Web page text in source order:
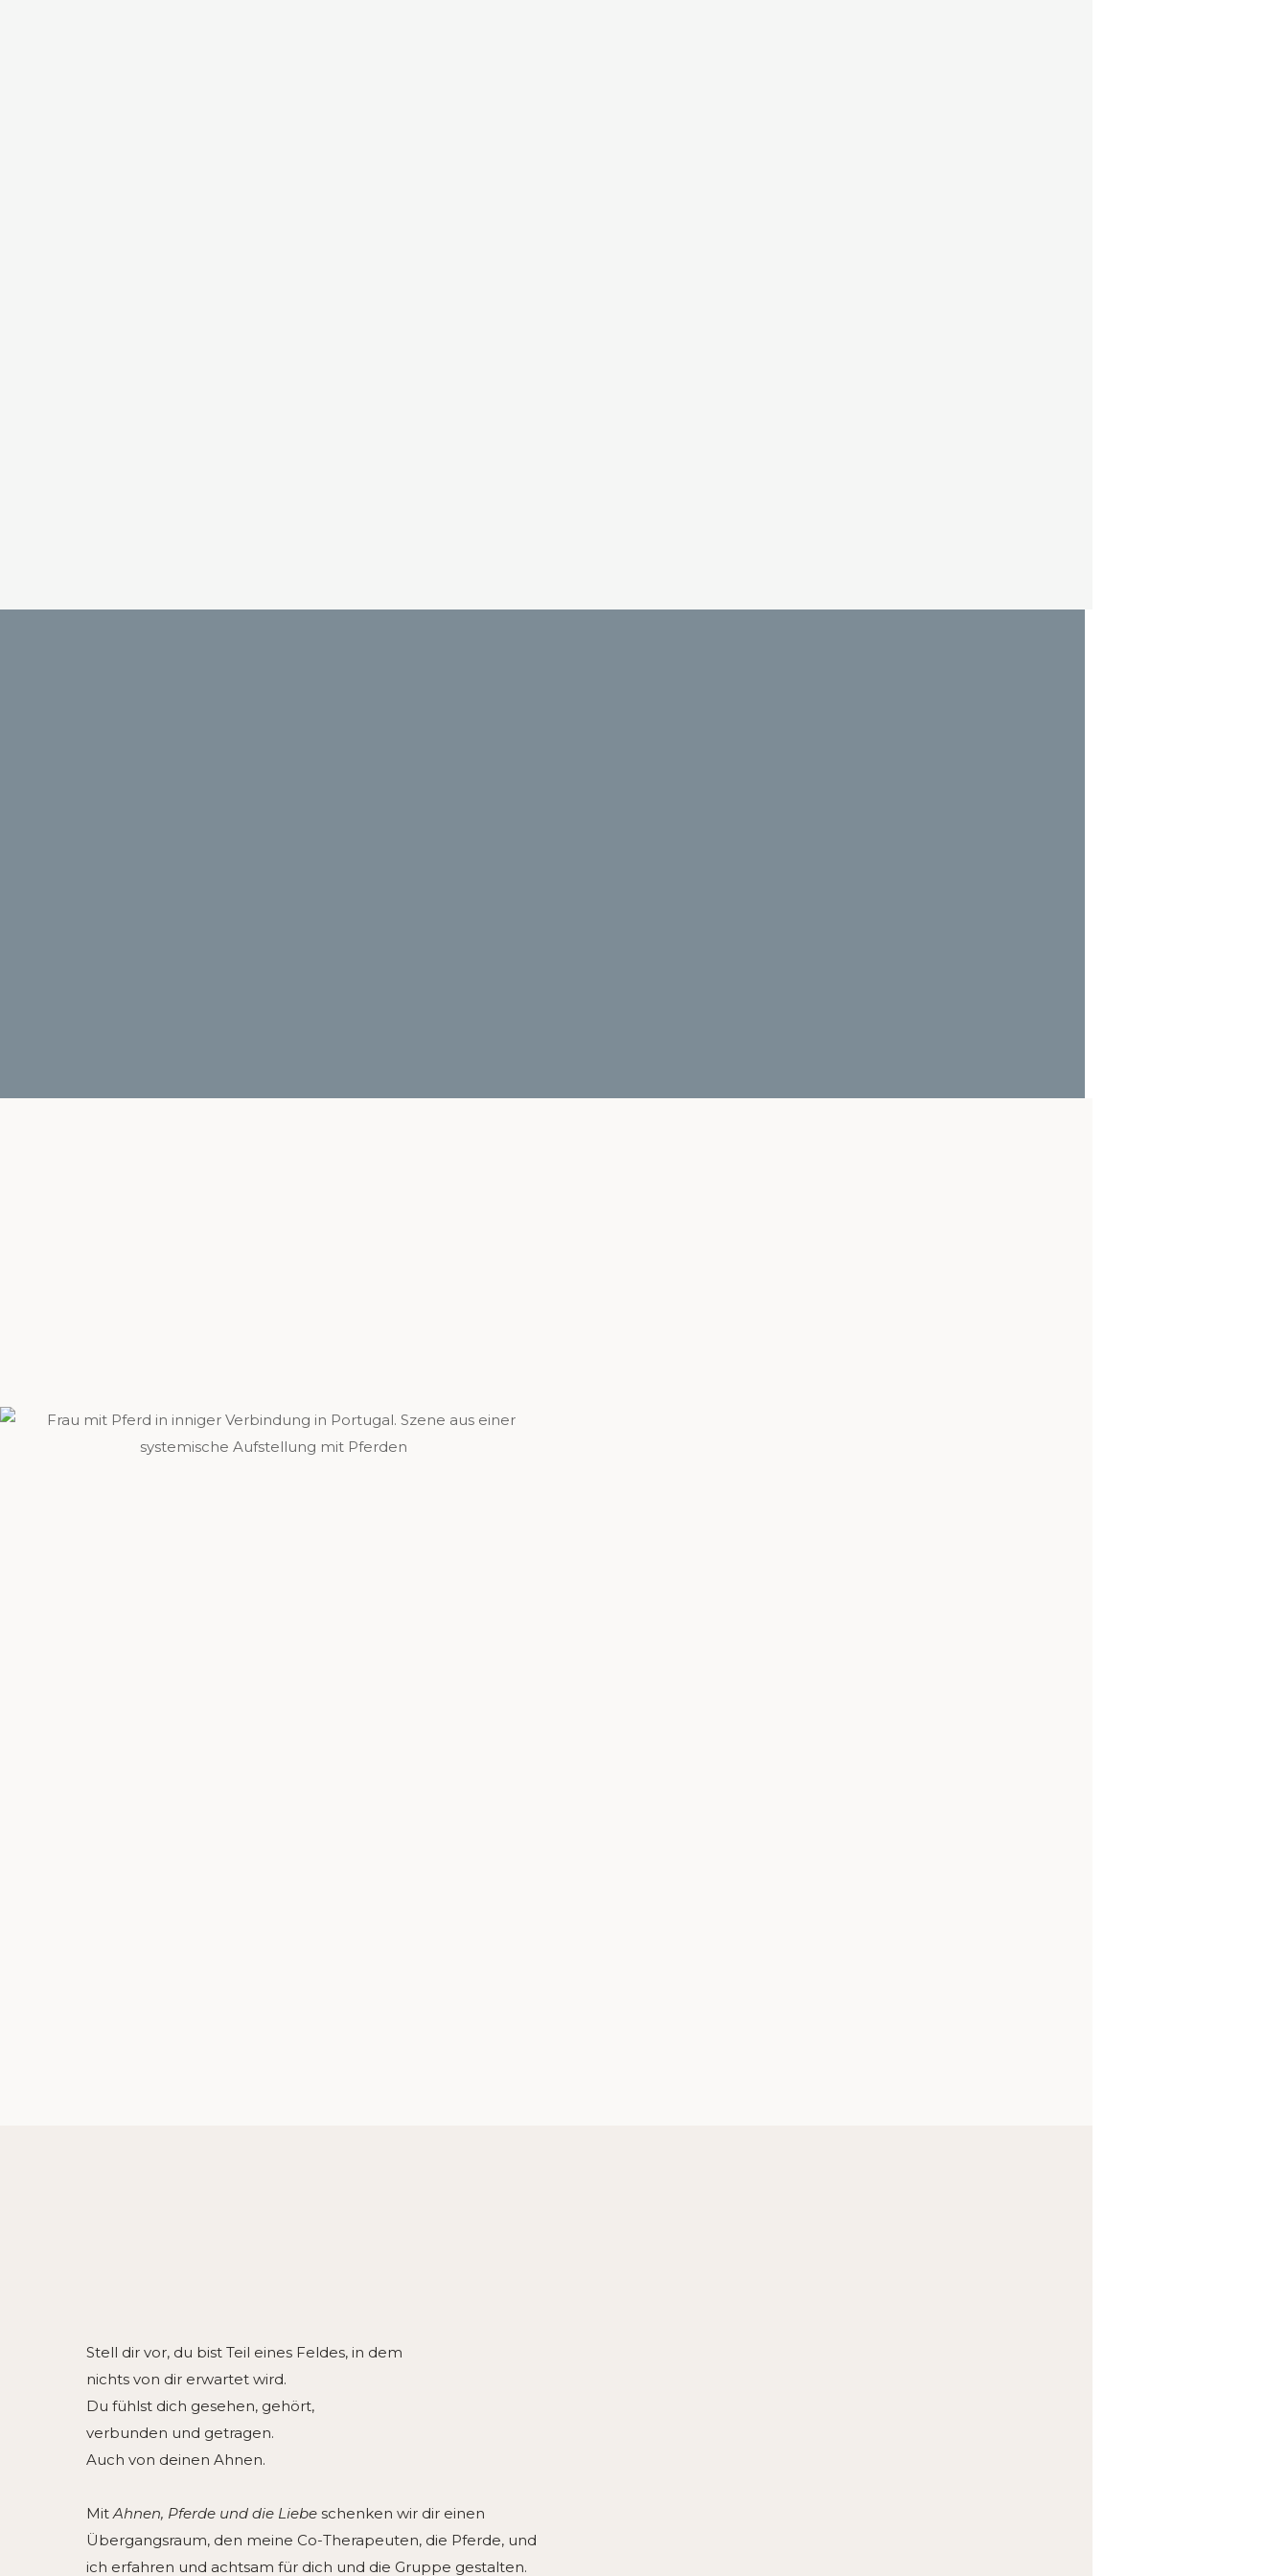
Stell dir vor, du bist Teil eines Feldes, in dem
nichts von dir erwartet wird.
Du fühlst dich gesehen, gehört,
verbunden und getragen.
Auch von deinen Ahnen.
MitAhnen, Pferde und die Liebe schenken wir dir einen
Übergangsraum, den meine Co-Therapeuten, die Pferde, und
ich erfahren und achtsam für dich und die Gruppe gestalten.